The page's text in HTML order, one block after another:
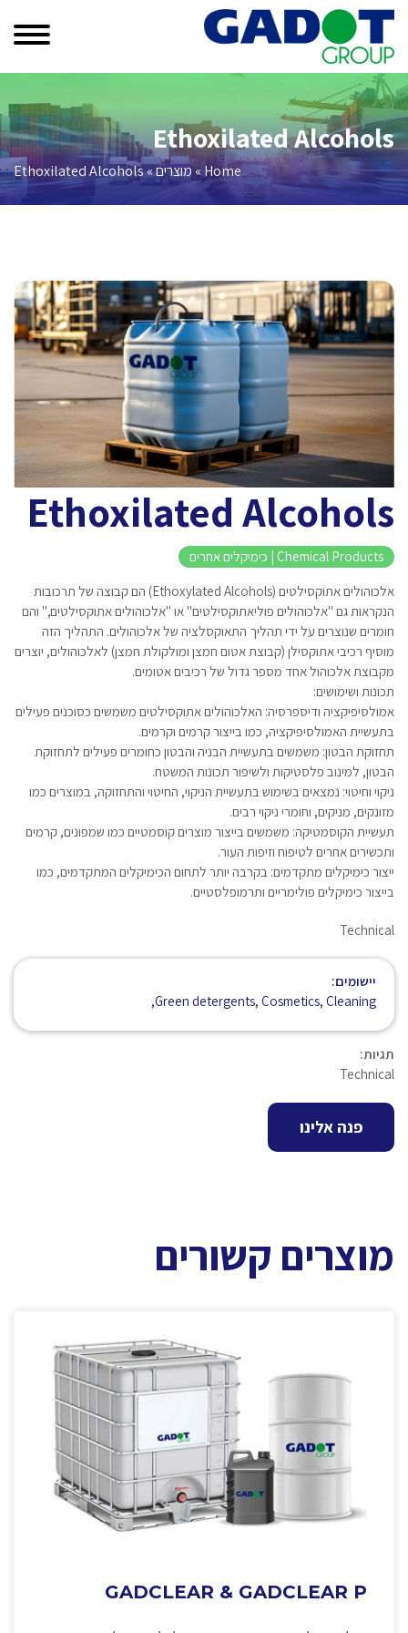
Ethoxilated Alcohols
Home
»מוצרים»
Ethoxilated Alcohols
Ethoxilated Alcohols
Chemical Products | כימיקלים אחרים
אלכוהולים אתוקסילטים (Ethoxylated Alcohols) הם קבוצה של תרכובות
הנקראות גם "אלכוהולים פוליאתוקסילטים" או "אלכוהולים אתוקסילטים," והם
חומרים שנוצרים על ידי תהליך התאוקסלציה של אלכוהולים. התהליך הזה
מוסיף רכיבי אתוקסילן (קבוצת אטום חמצן ומולקולת חמצן) לאלכוהולים, יוצרים
מקבוצת אלכוהול אחד מספר גדול של רכיבים אטומים.
תכונות ושימושים:
אמולסיפיקציה ודיספרסיה: האלכוהולים אתוקסילטים משמשים כסוכנים פעילים
בתעשיית האמולסיפיקציה, כמו בייצור קרמים וקרמים.
תחזוקת הבטון: משמשים בתעשיית הבניה והבטון כחומרים פעילים לתחזוקת
הבטון, למינוב פלסטיקות ולשיפור תכונות המשטח.
ניקוי וחיטוי: נמצאים בשימוש בתעשיית הניקוי, החיטוי והתחזוקה, במוצרים כמו
מזונקים, מניקים, וחומרי ניקוי רבים.
תעשיית הקוסמטיקה: משמשים בייצור מוצרים קוסמטיים כמו שמפונים, קרמים
ותכשירים אחרים לטיפוח וזיפות העור.
ייצור כימיקלים מתקדמים: בקרבה יותר לתחום הכימיקלים המתקדמים, כמו
בייצור כימיקלים פולימריים ותרמופלסטיים.
Technical
יישומים:
Green detergents, Cosmetics, Cleaning,
תגיות:
Technical
פנה אלינו
מוצרים קשורים
GADCLEAR & GADCLEAR P